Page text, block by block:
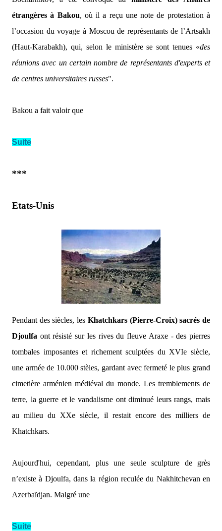
étrangères à Bakou, où il a reçu une note de protestation à
l’occasion du voyage à Moscou de représentants de l’Artsakh
(Haut-Karabakh), qui, selon le ministère se sont tenues «des
réunions avec un certain nombre de représentants d'experts et
de centres universitaires russes".
Bakou a fait valoir que
Suite
***
Etats-Unis
Pendant des siècles, les Khatchkars (Pierre-Croix) sacrés de
Djoulfa ont résisté sur les rives du fleuve Araxe - des pierres
tombales imposantes et richement sculptées du XVIe siècle,
une armée de 10.000 stèles, gardant avec fermeté le plus grand
cimetière arménien médiéval du monde. Les tremblements de
terre, la guerre et le vandalisme ont diminué leurs rangs, mais
au milieu du XXe siècle, il restait encore des milliers de
Khatchkars.
Aujourd'hui, cependant, plus une seule sculpture de grès
n’existe à Djoulfa, dans la région reculée du Nakhitchevan en
Azerbaïdjan. Malgré une
Suite